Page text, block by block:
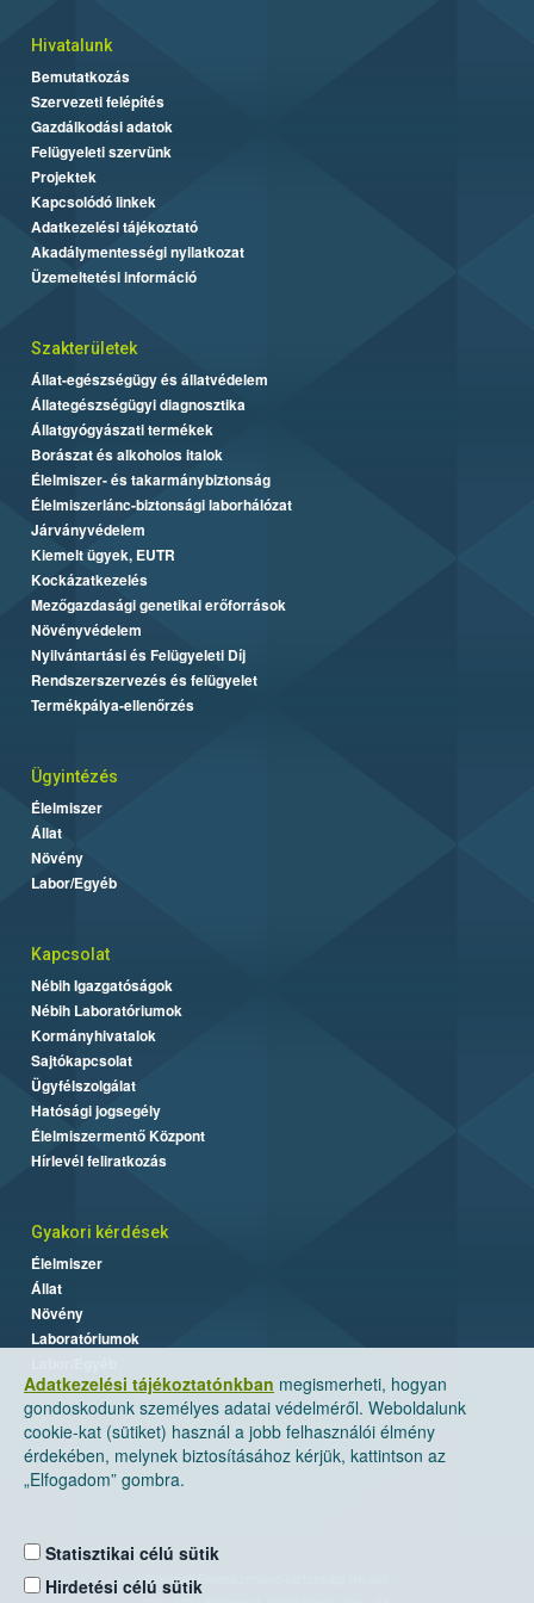
Adatkezelési tájékoztatónkban megismerheti, hogyan
gondoskodunk személyes adatai védelméről. Weboldalunk
cookie-kat (sütiket) használ a jobb felhasználói élmény
érdekében, melynek biztosításához kérjük, kattintson az
„Elfogadom” gombra.
Statisztikai célú sütik
Hirdetési célú sütik
Hivatalunk
Bemutatkozás
Szervezeti felépítés
Gazdálkodási adatok
Felügyeleti szervünk
Projektek
Kapcsolódó linkek
Adatkezelési tájékoztató
Akadálymentességi nyilatkozat
Üzemeltetési információ
Szakterületek
Állat-egészségügy és állatvédelem
Állategészségügyi diagnosztika
Állatgyógyászati termékek
Borászat és alkoholos italok
Élelmiszer- és takarmánybiztonság
Élelmiszerlánc-biztonsági laborhálózat
Járványvédelem
Kiemelt ügyek, EUTR
Kockázatkezelés
Mezőgazdasági genetikai erőforrások
Növényvédelem
Nyilvántartási és Felügyeleti Díj
Rendszerszervezés és felügyelet
Termékpálya-ellenőrzés
Ügyintézés
Élelmiszer
Állat
Növény
Labor/Egyéb
Kapcsolat
Nébih Igazgatóságok
Nébih Laboratóriumok
Kormányhivatalok
Sajtókapcsolat
Ügyfélszolgálat
Hatósági jogsegély
Élelmiszermentő Központ
Hírlevél feliratkozás
Gyakori kérdések
Élelmiszer
Állat
Növény
Laboratóriumok
Nemzeti Élelmiszerlánc-biztonsági Hivatal